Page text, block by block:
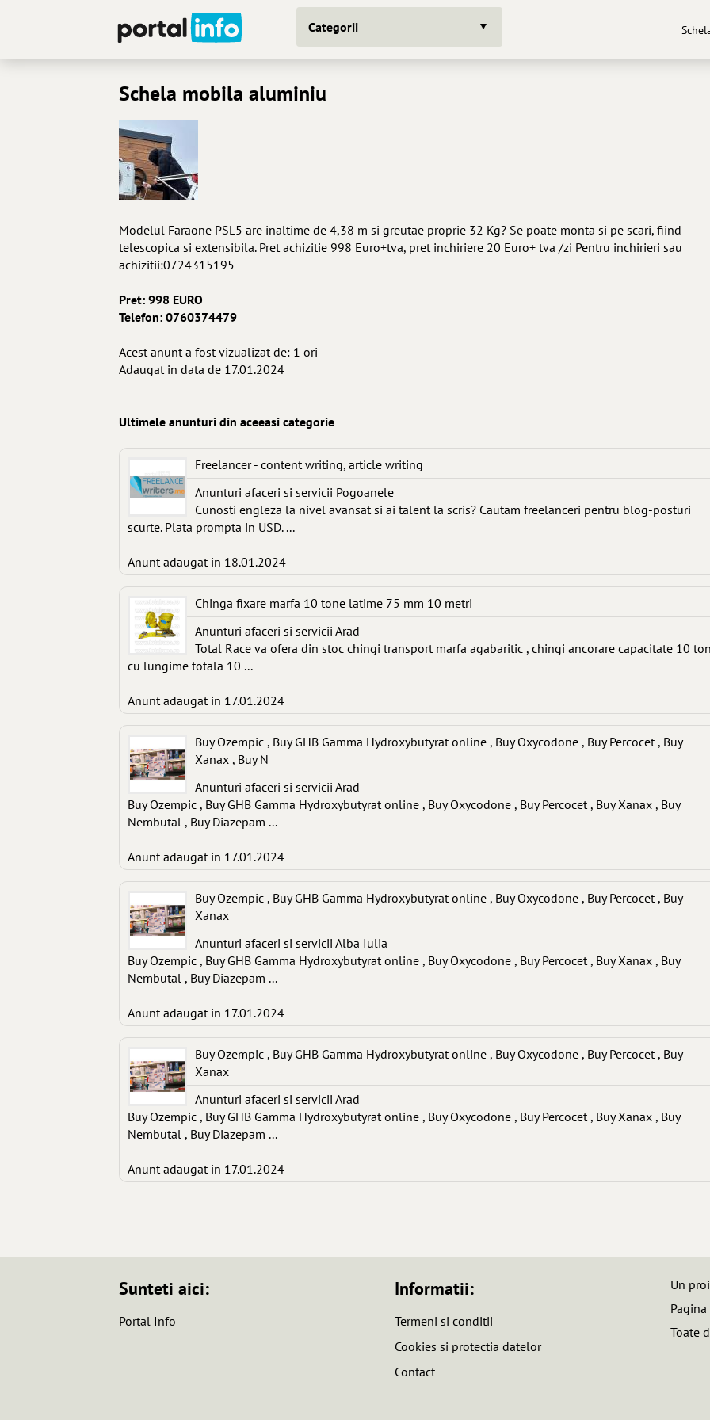
Categorii
Schela mobila aluminiu
Modelul Faraone PSL5 are inaltime de 4,38 m si greutae proprie 32 Kg? Se poate monta si pe scari, fiind
telescopica si extensibila. Pret achizitie 998 Euro+tva, pret inchiriere 20 Euro+ tva /zi Pentru inchirieri sau
achizitii:0724315195
Pret: 998 EURO
Telefon: 0760374479
Acest anunt a fost vizualizat de: 1 ori
Adaugat in data de 17.01.2024
Ultimele anunturi din aceeasi categorie
Freelancer - content writing, article writing
Anunturi afaceri si servicii Pogoanele
Cunosti engleza la nivel avansat si ai talent la scris? Cautam freelanceri pentru blog-posturi
scurte. Plata prompta in USD. ...
Anunt adaugat in 18.01.2024
Chinga fixare marfa 10 tone latime 75 mm 10 metri
Anunturi afaceri si servicii Arad
Total Race va ofera din stoc chingi transport marfa agabaritic , chingi ancorare capacitate 10
cu lungime totala 10 ...
Anunt adaugat in 17.01.2024
Buy Ozempic , Buy GHB Gamma Hydroxybutyrat online , Buy Oxycodone , Buy Percocet , Buy
Xanax , Buy N
Anunturi afaceri si servicii Arad
Buy Ozempic , Buy GHB Gamma Hydroxybutyrat online , Buy Oxycodone , Buy Percocet , Buy Xanax , Buy
Nembutal , Buy Diazepam ...
Anunt adaugat in 17.01.2024
Buy Ozempic , Buy GHB Gamma Hydroxybutyrat online , Buy Oxycodone , Buy Percocet , Buy
Xanax
Anunturi afaceri si servicii Alba Iulia
Buy Ozempic , Buy GHB Gamma Hydroxybutyrat online , Buy Oxycodone , Buy Percocet , Buy Xanax , Buy
Nembutal , Buy Diazepam ...
Anunt adaugat in 17.01.2024
Buy Ozempic , Buy GHB Gamma Hydroxybutyrat online , Buy Oxycodone , Buy Percocet , Buy
Xanax
Anunturi afaceri si servicii Arad
Buy Ozempic , Buy GHB Gamma Hydroxybutyrat online , Buy Oxycodone , Buy Percocet , Buy Xanax , Buy
Nembutal , Buy Diazepam ...
Anunt adaugat in 17.01.2024
Sunteti aici:
Portal Info
Informatii:
Termeni si conditii
Cookies si protectia datelor
Contact
Un
Toate